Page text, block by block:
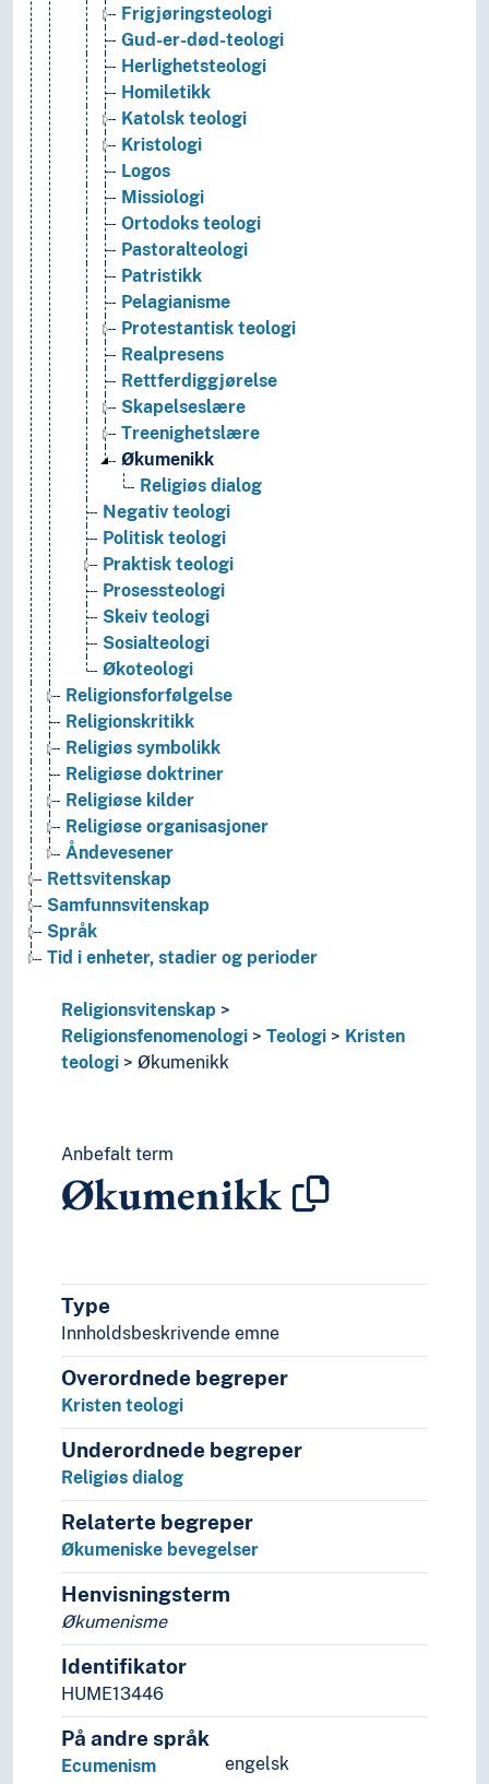
Frigjøringsteologi
Gud-er-død-teologi
Herlighetsteologi
Homiletikk
Katolsk teologi
Kristologi
Logos
Missiologi
Ortodoks teologi
Pastoralteologi
Patristikk
Pelagianisme
Protestantisk teologi
Realpresens
Rettferdiggjørelse
Skapelseslære
Treenighetslære
Økumenikk
Religiøs dialog
Negativ teologi
Politisk teologi
Praktisk teologi
Prosessteologi
Skeiv teologi
Sosialteologi
Økoteologi
Religionsforfølgelse
Religionskritikk
Religiøs symbolikk
Religiøse doktriner
Religiøse kilder
Religiøse organisasjoner
Åndevesener
Rettsvitenskap
Samfunnsvitenskap
Språk
Tid i enheter, stadier og perioder
Religionsvitenskap
Religionsfenomenologi
Teologi
Kristen
teologi
Økumenikk
Anbefalt term
Økumenikk
Type
Innholdsbeskrivende emne
Overordnede begreper
Kristen teologi
Underordnede begreper
Religiøs dialog
Relaterte begreper
Økumeniske bevegelser
Henvisningsterm
Økumenisme
Identifikator
HUME13446
På andre språk
engelsk
Ecumenism